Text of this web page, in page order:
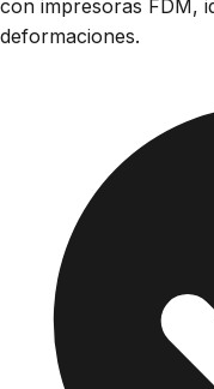
con impresoras FDM,
deformaciones.